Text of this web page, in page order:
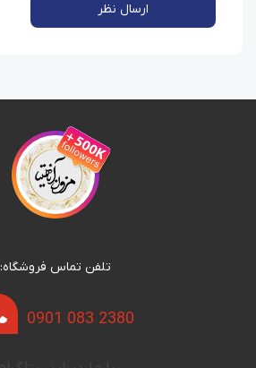
ارسال نظر
تلفن تماس فروشگاه:
0901 083 2380